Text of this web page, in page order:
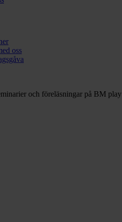
oss
och föreläsningar på BM